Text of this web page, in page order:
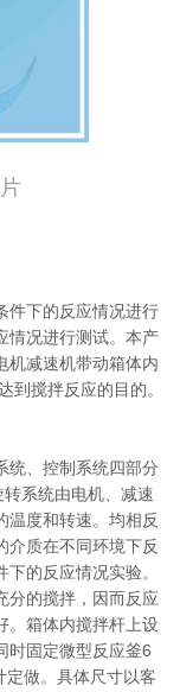
件下的反应情况进行
情况进行测试。本产
机减速机带动箱体内
到搅拌反应的目的。
统、控制系统四部分
系统由电机、减速
温度和转速。均相反
介质在不同环境下反
的反应情况实验。
分的搅拌，因而反应
。箱体内搅拌杆上设
时固定微型反应釜6
做。具体尺寸以客